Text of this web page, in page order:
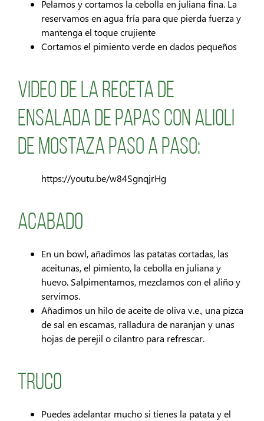
Pelamos y cortamos la cebolla en juliana fina. La
reservamos en agua fría para que pierda fuerza y
mantenga el toque crujiente
Cortamos el pimiento verde en dados pequeños
Video de la receta de
ensalada de papas con alioli
de mostaza paso a paso:
https://youtu.be/w84SgnqjrHg
Acabado
En un bowl, añadimos las patatas cortadas, las
aceitunas, el pimiento, la cebolla en juliana y
huevo. Salpimentamos, mezclamos con el aliño y
servimos.
Añadimos un hilo de aceite de oliva v.e., una pizca
de sal en escamas, ralladura de naranjan y unas
hojas de perejil o cilantro para refrescar.
Truco
Puedes adelantar mucho si tienes la patata y el